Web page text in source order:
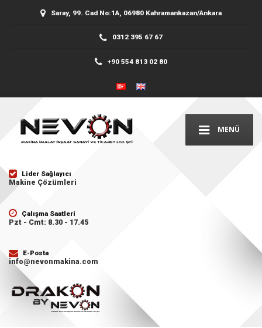
Saray, 99. Cad No:1A, 06980 Kahramankazan/Ankara
0312 395 67 67
+90 554 813 02 80
MENÜ
Lider Sağlayıcı
Makine Çözümleri
Çalışma Saatleri
Pzt - Cmt: 8.30 - 17.45
E-Posta
info@nevonmakina.com